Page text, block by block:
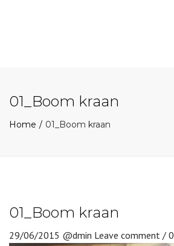
01_Boom kraan
Home 01_Boom kraan
01_Boom kraan
29/06/2015 @dmin Leave comment / 0